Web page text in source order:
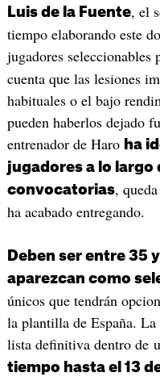
Luis de la Fuente, el
tiempo elaborando este
jugadores seleccionables
cuenta que las lesiones
habituales o el bajo
pueden haberlos dejado
entrenador de Haro ha
jugadores a lo largo
convocatorias,
ha acabado entregando.
Deben ser entre 35
aparezcan como
únicos que tendrán
la plantilla de España. La
lista definitiva dentro de
tiempo hasta el 13